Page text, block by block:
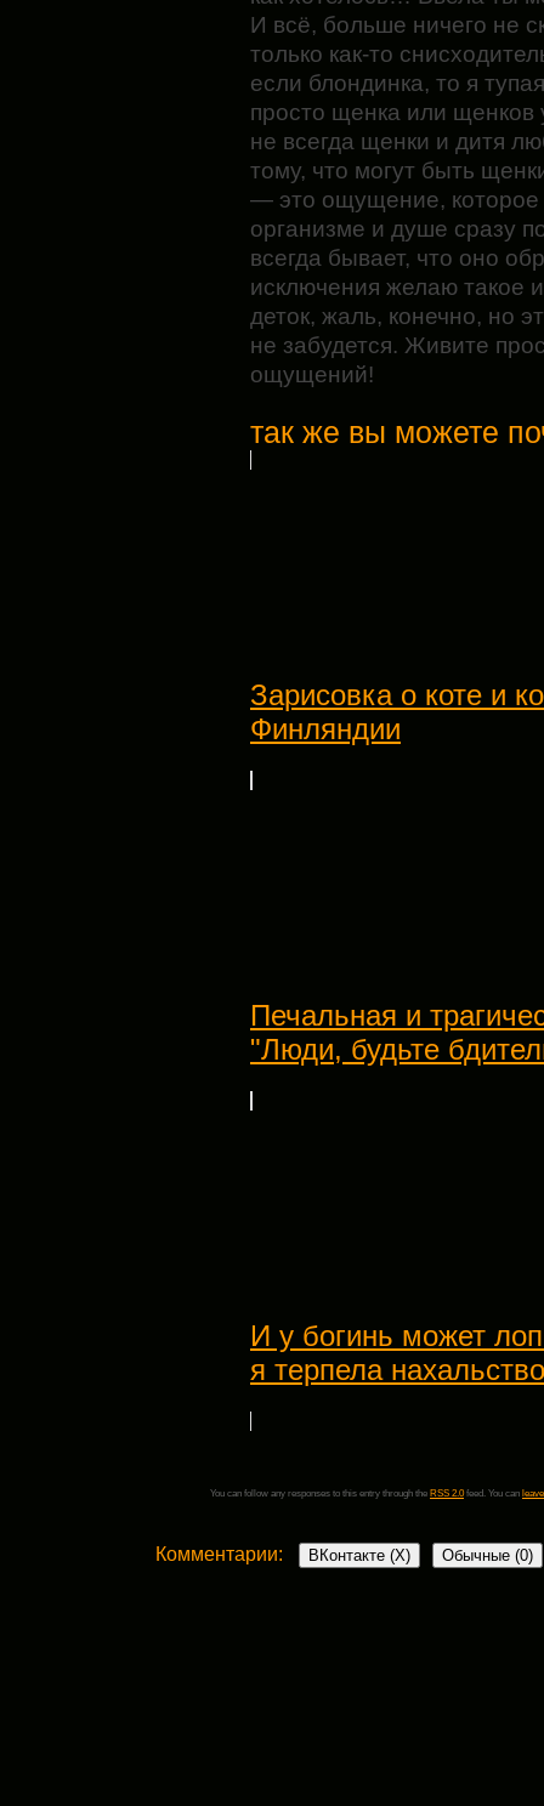
И всё, больше ничего не
только как-то
если блондинка, то я
просто щенка или щенков
не всегда щенки и дитя
тому, что могут быть
— это ощущение, которое
организме и душе сразу
всегда бывает, что оно
исключения желаю такое
деток, жаль, конечно, но
не забудется. Живите
ощущений!
так же вы можете
Зарисовка о коте и
Финляндии
Печальная и
"Люди, будьте
И у богинь может
я терпела
You can follow any responses to this entry through the RSS 2.0 feed. You can
Комментарии: ВКонтакте (X) Обычные (0)